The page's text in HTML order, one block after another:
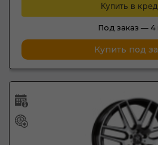
Купить в
Под заказ — 4
Купить под